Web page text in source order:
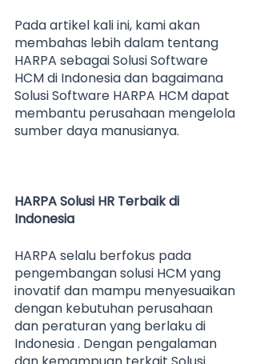
Pada artikel kali ini, kami akan
membahas lebih dalam tentang
HARPA sebagai Solusi Software
HCM di Indonesia dan bagaimana
Solusi Software HARPA HCM dapat
membantu perusahaan mengelola
sumber daya manusianya.
HARPA Solusi HR Terbaik di
Indonesia
HARPA selalu berfokus pada
pengembangan solusi HCM yang
inovatif dan mampu menyesuaikan
dengan kebutuhan perusahaan
dan peraturan yang berlaku di
Indonesia . Dengan pengalaman